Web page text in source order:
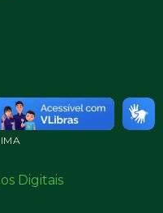
Digitais